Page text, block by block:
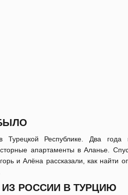
Республике. Два года
апартаменты в Аланье.
и Алёна рассказали, как найти
РОССИИ В ТУРЦИЮ